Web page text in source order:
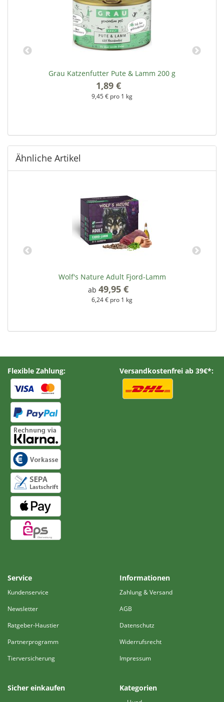
Grau Katzenfutter Pute & Lamm 200 g
1,89 €
9,45 € pro 1 kg
Ähnliche Artikel
Wolf's Nature Adult Fjord-Lamm
ab 49,95 €
6,24 € pro 1 kg
Flexible Zahlung: Versandkostenfrei ab 39€*:
Service
Kundenservice
Newsletter
Ratgeber-Haustier
Partnerprogramm
Tierversicherung
Informationen
Zahlung & Versand
AGB
Datenschutz
Widerrufsrecht
Impressum
Sicher einkaufen Kategorien